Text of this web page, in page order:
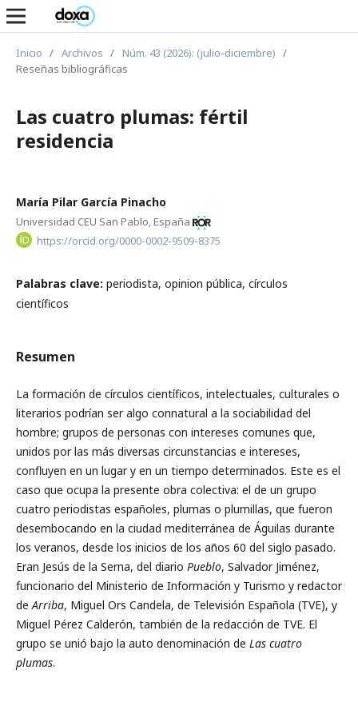
Inicio / Archivos / Núm. 43 (2026): (julio-diciembre) /
Reseñas bibliográficas
Las cuatro plumas: fértil
residencia
María Pilar García Pinacho
Universidad CEU San Pablo, España
https://orcid.org/0000-0002-9509-8375
Palabras clave: periodista, opinion pública, círculos
científicos
Resumen
La formación de círculos científicos, intelectuales, culturales o
literarios podrían ser algo connatural a la sociabilidad del
hombre; grupos de personas con intereses comunes que,
unidos por las más diversas circunstancias e intereses,
confluyen en un lugar y en un tiempo determinados. Este es el
caso que ocupa la presente obra colectiva: el de un grupo
cuatro periodistas españoles, plumas o plumillas, que fueron
desembocando en la ciudad mediterránea de Águilas durante
los veranos, desde los inicios de los años 60 del siglo pasado.
Eran Jesús de la Serna, del diario Pueblo, Salvador Jiménez,
funcionario del Ministerio de Información y Turismo y redactor
de Arriba, Miguel Ors Candela, de Televisión Española (TVE), y
Miguel Pérez Calderón, también de la redacción de TVE. El
grupo se unió bajo la auto denominación de Las cuatro
plumas.